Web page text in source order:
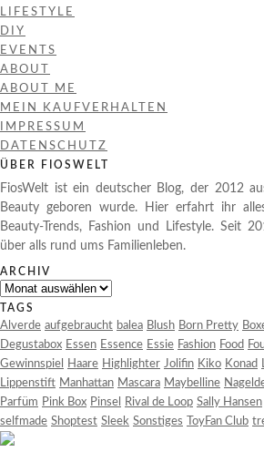
LIFESTYLE
DIY
EVENTS
ABOUT
ABOUT ME
MEIN KAUFVERHALTEN
IMPRESSUM
DATENSCHUTZ
ÜBER FIOSWELT
FiosWelt ist ein deutscher Blog, der 2012
Beauty geboren wurde. Hier erfahrt ihr
Beauty-Trends, Fashion und Lifestyle. Seit
über alls rund ums Familienleben.
ARCHIV
Archiv
TAGS
Alverde aufgebraucht balea Blush Born Pretty
Degustabox Essen Essence Essie Fashion Food
Gewinnspiel
Haare Highlighter Jolifin Kiko Konad
Lippenstift Manhattan Mascara Maybelline
Parfüm Pink Box Pinsel Rival de Loop Sally Hansen
selfmade Shoptest Sleek Sonstiges ToyFan Club